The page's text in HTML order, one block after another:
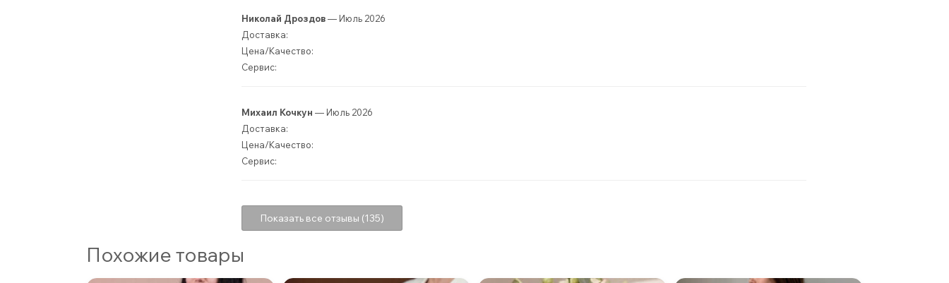
Николай Дроздов— Июль 2026
Доставка:
Цена/Качество:
Сервис:
Михаил Кочкун — Июль 2026
Доставка:
Цена/Качество:
Сервис:
Показать все отзывы (135)
Похожие товары